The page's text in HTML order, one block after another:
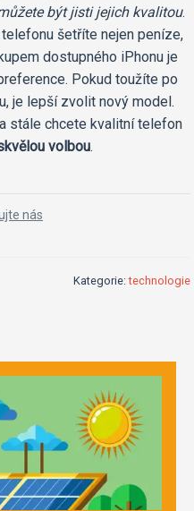
být jisti jejich kvalitou.
šetříte nejen peníze,
dostupného iPhonu je
Pokud toužíte po
je lepší zvolit nový model.
stále chcete kvalitní telefon
volbou.
nás
Kategorie:technologie